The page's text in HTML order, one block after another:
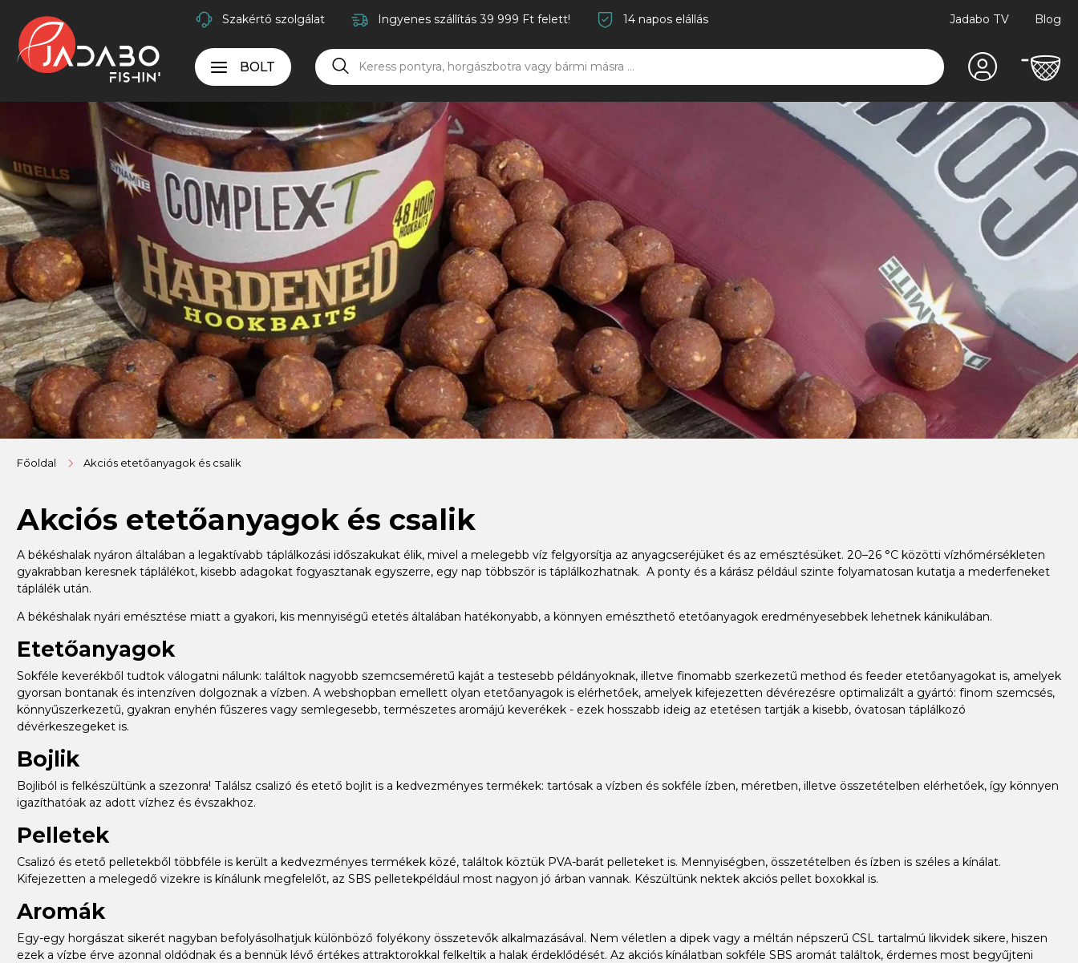
Szakértő szolgálat Ingyenes szállítás 39 999 Ft felett! 14 napos elállás Jadabo TV Blog
BOLT
Főoldal Akciós etetőanyagok és csalik
Akciós etetőanyagok és csalik
A békéshalak nyáron általában a legaktívabb táplálkozási időszakukat élik, mivel a melegebb víz felgyorsítja az anyagcseréjüket és az emésztésüket. 20–26 °C közötti vízhőmérsékleten
gyakrabban keresnek táplálékot, kisebb adagokat fogyasztanak egyszerre, egy nap többször is táplálkozhatnak. A ponty és a kárász például szinte folyamatosan kutatja a mederfeneket
táplálék után.
A békéshalak nyári emésztése miatt a gyakori, kis mennyiségű etetés általában hatékonyabb, a könnyen emészthető etetőanyagok eredményesebbek lehetnek kánikulában.
Etetőanyagok
Sokféle keverékből tudtok válogatni nálunk: találtok nagyobb szemcseméretű kaját a testesebb példányoknak, illetve finomabb szerkezetű method és feeder etetőanyagokat is, amelyek
gyorsan bontanak és intenzíven dolgoznak a vízben. A webshopban emellett olyan etetőanyagok is elérhetőek, amelyek kifejezetten dévérezésre optimalizált a gyártó: finom szemcsés,
könnyűszerkezetű, gyakran enyhén fűszeres vagy semlegesebb, természetes aromájú keverékek - ezek hosszabb ideig az etetésen tartják a kisebb, óvatosan táplálkozó
dévérkeszegeket is.
Bojlik
Bojliból is felkészültünk a szezonra! Találsz csalizó és etető bojlit is a kedvezményes termékek: tartósak a vízben és sokféle ízben, méretben, illetve összetételben elérhetőek, így könnyen
igazíthatóak az adott vízhez és évszakhoz.
Pelletek
Csalizó és etető pelletekből többféle is került a kedvezményes termékek közé, találtok köztük PVA-barát pelleteket is. Mennyiségben, összetételben és ízben is széles a kínálat.
Kifejezetten a melegedő vizekre is kínálunk megfelelőt, az SBS pelletekpéldául most nagyon jó árban vannak. Készültünk nektek akciós pellet boxokkal is.
Aromák
Egy-egy horgászat sikerét nagyban befolyásolhatjuk különböző folyékony összetevők alkalmazásával. Nem véletlen a dipek vagy a méltán népszerű CSL tartalmú likvidek sikere, hiszen
ezek a vízbe érve azonnal oldódnak és a bennük lévő értékes attraktorokkal felkeltik a halak érdeklődését. Az akciós kínálatban sokféle SBS aromát találtok, érdemes most begyűjteni